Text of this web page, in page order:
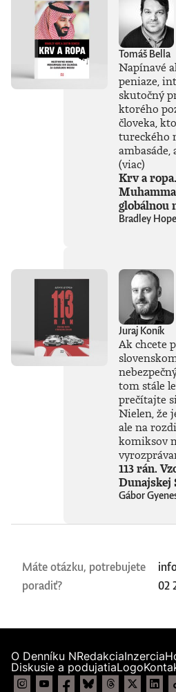
hraniciach, ktoré by
sme pri jej
používaní mali
jasne stanoviť.V
knihe Ako
premýšľať o umelej
inteligencii autor
čerpá zo svojich
skúseností, keďže
tejto téme sa
začiatku 80. rokov.
Vyváženie prínosov
kľúčovú výzvu našej
doby. Jeho pohľady
generatívnu AI
vníma len ako
najnovšiu kapitolu
v dlhom príbehu a
tvrdí, že sme stále
iba na začiatku
skutočného
technického
Naznačuje, že
technológie, ktoré
ešte neboli ani
ovplyvnia naše
životy v 30. rokoch
tohto storočia
oveľa zásadnejšie
než čokoľvek, čo
máme k dispozícii
virtuálnych svetoch
Hamada.Prečítajte
knihy.Richard
Susskind je britský
profesor a osobitný
Tomáš Bella
Napínavé
peniaze,
skutočný
ktorého
človeka,
tureckého
ambasáde,
(viac)
Krv a
globálnou
Bradley
Juraj Koník
Ak chcete
tom stále
prečítajte
Nielen, že
ale na
komiksov
113 rán.
Dunajskej
Gábor
Máte otázku, potrebujete
poradiť?
02
O Denníku NRedakciaInzercia
Diskusie a podujatiaLogo